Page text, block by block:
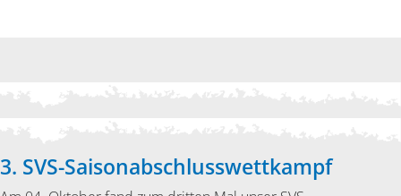
3. SVS-Saisonabschlusswettkampf